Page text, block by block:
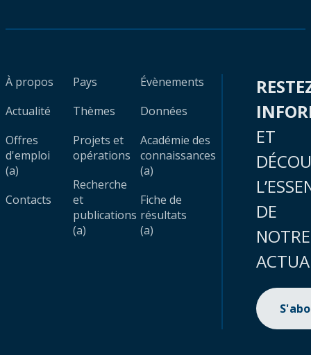
À propos
Actualité
Offres
d'emploi
(a)
Contacts
Pays
Thèmes
Projets et
opérations
Recherche
et
publications
(a)
Évènements
Données
Académie des
connaissances
(a)
Fiche de
résultats
(a)
ET
DE
NOTRE